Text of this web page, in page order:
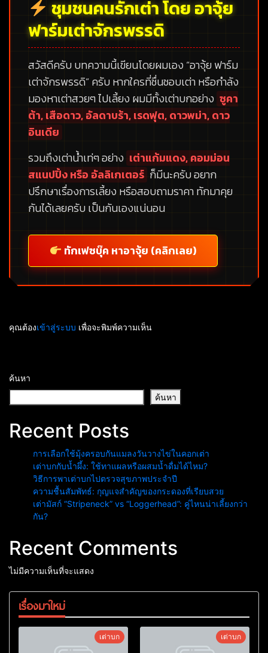
ชุมชนคนรักเต่า โดย อาจุ้ย
ฟาร์มเต่าจักรพรรดิ
สวัสดีครับ บทความนี้เขียนโดยผมเอง “อาจุ้ย ฟาร์ม
เต่าจักรพรรดิ”ครับ หากใครที่ชื่นชอบเต่า หรือกำลัง
มองหาเต่าสวยๆ ไปเลี้ยง ผมมีทั้งเต่าบกอย่าง ซูคา
ต้า, เสือดาว, อัลดาบร้า, เรดฟุต, ดาวพม่า, ดาว
อินเดีย
รวมถึงเต่าน้ำเท่ๆ อย่าง เต่าแก้มแดง, คอมม่อน
สแนปปิ้ง หรือ อัลลิเกเตอร์ ก็มีนะครับ อยาก
ปรึกษาเรื่องการเลี้ยง หรือสอบถามราคา ทักมาคุย
กันได้เลยครับ เป็นกันเองแน่นอน
ทักเฟซบุ๊ค หาอาจุ้ย (คลิกเลย)
คุณต้องเข้าสู่ระบบ เพื่อจะพิมพ์ความเห็น
ค้นหา
ค้นหา
Recent Posts
การเลือกใช้มุ้งครอบกันแมลงวันวางไข่ในคอกเต่า
เต่าบกกับน้ำผึ้ง: ใช้ทาแผลหรือผสมน้ำดื่มได้ไหม?
วิธีการพาเต่าบกไปตรวจสุขภาพประจำปี
ความชื้นสัมพัทธ์: กุญแจสำคัญของกระดองที่เรียบสวย
เต่ามัสก์ “Stripeneck” vs “Loggerhead”: คู่ไหนน่าเลี้ยงกว่า
กัน?
Recent Comments
ไม่มีความเห็นที่จะแสดง
เรื่องมาใหม่
เต่าบก เต่าบก